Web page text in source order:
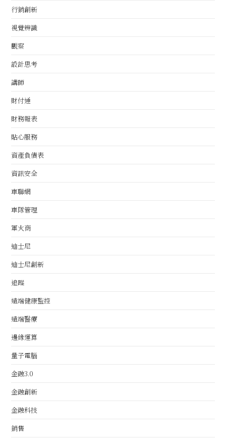
行銷創新
視覺辨識
觀察
設計思考
講師
財付通
財務報表
貼心服務
資產負債表
資訊安全
車聯網
車隊管理
軍火商
迪士尼
迪士尼創新
追蹤
遠端健康監控
遠端醫療
邊緣運算
量子電腦
金融3.0
金融創新
金融科技
銷售